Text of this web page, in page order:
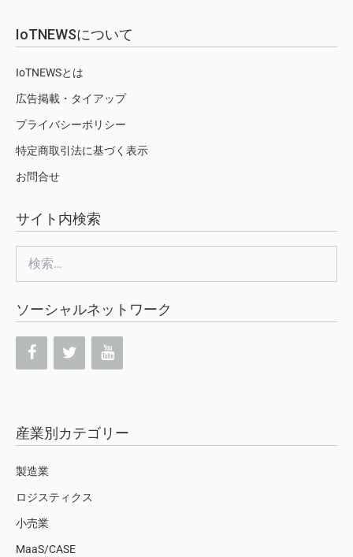
IoTNEWSについて
IoTNEWSとは
広告掲載・タイアップ
プライバシーポリシー
特定商取引法に基づく表示
お問合せ
サイト内検索
ソーシャルネットワーク
産業別カテゴリー
製造業
ロジスティクス
小売業
MaaS/CASE